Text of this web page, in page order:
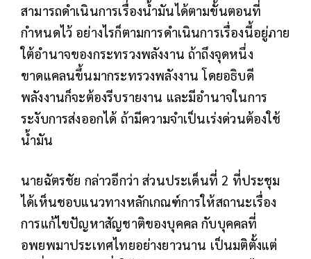
สามารถดำเนินการเรื่องน้ำมันได้ตามขั้นตอนที่
กำหนดไว้ อย่างไรก็ตามการดำเนินการเรื่องนี้อยู่ภาย
ใต้อำนาจของกระทรวงพลังงาน ถ้าถึงจุดหนึ่ง
ขาดแคลนขึ้นมากระทรวงพลังงาน โดยอธิบดี
พลังงานก็จะต้องรีบรายงาน และมีอำนาจในการ
ระงับการส่งออกได้ ถ้ามีความจำเป็นเร่งด่วนต้องใช้
น้ำมัน
นายฉัตรชัย กล่าวอีกว่า ส่วนประเด็นที่ 2 ที่ประชุม
ได้เห็นชอบแนวทางหลักเกณฑ์การให้สถานะเรื่อง
การแก้ไขปัญหาสัญชาติของบุคคล กับบุคคลที่
อพยพมาประเทศไทยอย่างยาวนาน เป็นมติตั้งแต่